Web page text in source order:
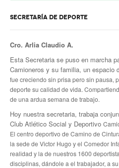
Otros
Contacto por ramas
Noticias ramas
Noticias gremiales
Atención Transitoria de Anses ULAT
CCT 40/89
Psicofísico
SECRETARÍA DE DEPORTE
Cro. Arlia Claudio A.
Esta Secretaria se puso en marcha
Camioneros y su familia, un espacio
fue creciendo sin prisa pero sin pausa,
deportesu calidad de vida.
de una ardua semana de trabajo.
Hoy nuestra secretaria, trabaja
Club Atlético Social y Deportivo
El centro deportivo de Camino de
la sede de Victor Hugo y el Comedor
realidad y la de nuestros 1600
disciplinas, dándole a el trabajador, a